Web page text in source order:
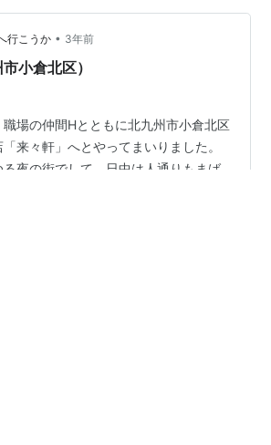
…
行こうか • 3年前
小倉北区）
場の仲間Hとともに北九州市小倉北区
来々軒」へとやってまいりました。
る夜の街でして、日中は人通りもまば